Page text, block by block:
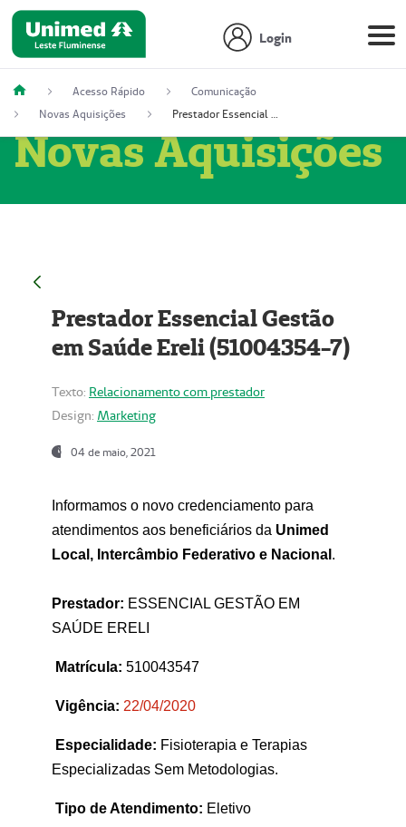
Login
Acesso Rápido
Comunicação
Novas Aquisições
Prestador Essencial Gestão em Saúde Ereli (51004354-7)
Novas Aquisições
Prestador Essencial Gestão
em Saúde Ereli (51004354-7)
Texto: Relacionamento com prestador
Design: Marketing
04 de maio, 2021
Informamos o novo credenciamento para
atendimentos aos beneficiários da Unimed
Local, Intercâmbio Federativo e Nacional .
Prestador: ESSENCIAL GESTÃO EM
SAÚDE ERELI
Matrícula: 510043547
Vigência: 22/04/2020
Especialidade: Fisioterapia e Terapias
Especializadas Sem Metodologias.
Tipo de Atendimento: Eletivo